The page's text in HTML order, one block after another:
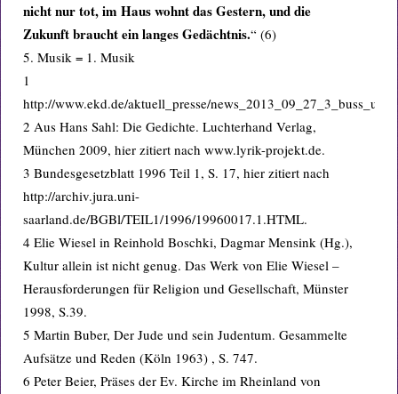
nicht nur tot, im Haus wohnt das Gestern, und die
Zukunft braucht ein langes Gedächtnis.“ (6)
5. Musik = 1. Musik
1
http://www.ekd.de/aktuell_presse/
2 Aus Hans Sahl: Die Gedichte. Luchterhand Verlag,
München 2009, hier zitiert nach www.lyrik-projekt.de.
3 Bundesgesetzblatt 1996 Teil 1, S. 17, hier zitiert nach
http://archiv.jura.uni-
saarland.de/BGBl/TEIL1/1996/19960017.1.HTML.
4 Elie Wiesel in Reinhold Boschki, Dagmar Mensink (Hg.),
Kultur allein ist nicht genug. Das Werk von Elie Wiesel –
Herausforderungen für Religion und Gesellschaft, Münster
1998, S.39.
5 Martin Buber, Der Jude und sein Judentum. Gesammelte
Aufsätze und Reden (Köln 1963) , S. 747.
6 Peter Beier, Präses der Ev. Kirche im Rheinland von